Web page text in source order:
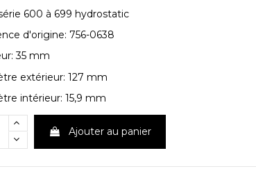
600 à 699 hydrostatic
d'origine: 756-0638
35 mm
extérieur: 127 mm
intérieur: 15,9 mm
Ajouter au panier